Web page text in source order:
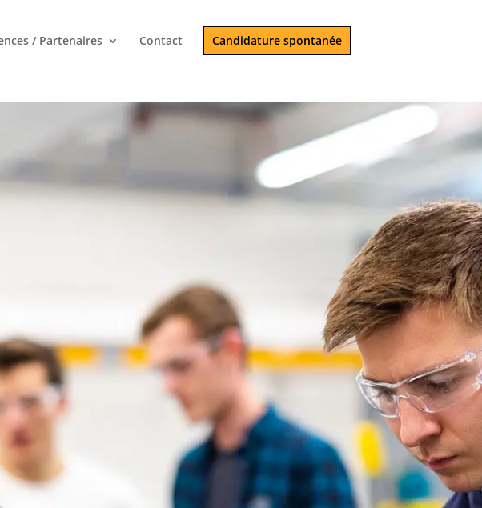
/ Partenaires Contact Candidature spontanée